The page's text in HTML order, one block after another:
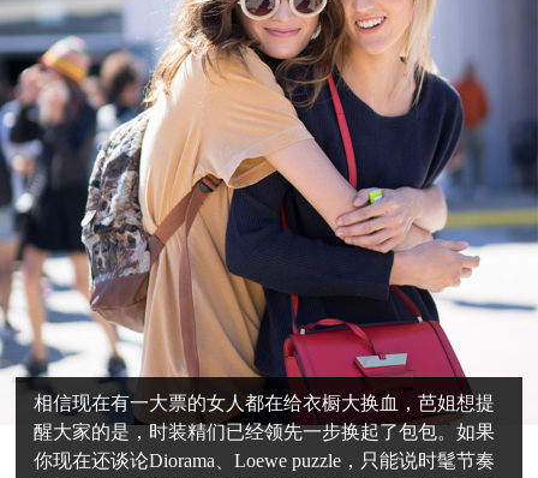
相信现在有一大票的女人都在给衣橱大换血，芭姐想提
醒大家的是，时装精们已经领先一步换起了包包。如果
你现在还谈论Diorama、Loewe puzzle，只能说时髦节奏